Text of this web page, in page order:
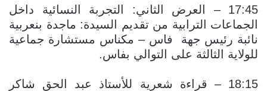
17:45 – العرض الثاني: التجربة النسائية داخل
الجماعات الترابية من تقديم السيدة: ماجدة بنعربية
نائبة رئيس جهة فاس – مكناس مستشارة جماعية
للولاية الثالثة على التوالي بفاس.
18:15 – قراءة شعرية للأستاذ عبد الحق شاكر